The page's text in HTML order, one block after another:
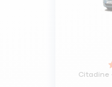
Citadine